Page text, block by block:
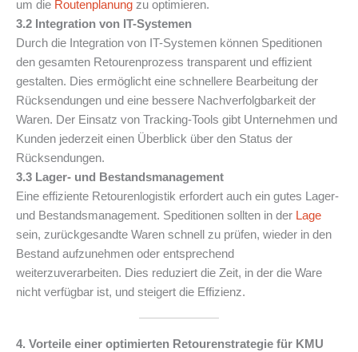
um die Routenplanung zu optimieren.
3.2 Integration von IT-Systemen
Durch die Integration von IT-Systemen können Speditionen
den gesamten Retourenprozess transparent und effizient
gestalten. Dies ermöglicht eine schnellere Bearbeitung der
Rücksendungen und eine bessere Nachverfolgbarkeit der
Waren. Der Einsatz von Tracking-Tools gibt Unternehmen und
Kunden jederzeit einen Überblick über den Status der
Rücksendungen.
3.3 Lager- und Bestandsmanagement
Eine effiziente Retourenlogistik erfordert auch ein gutes Lager-
und Bestandsmanagement. Speditionen sollten in der Lage
sein, zurückgesandte Waren schnell zu prüfen, wieder in den
Bestand aufzunehmen oder entsprechend
weiterzuverarbeiten. Dies reduziert die Zeit, in der die Ware
nicht verfügbar ist, und steigert die Effizienz.
4. Vorteile einer optimierten Retourenstrategie für KMU